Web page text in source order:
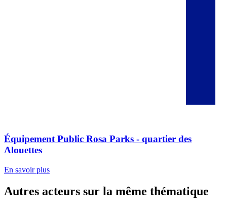
Équipement Public Rosa Parks - quartier des
Alouettes
En savoir plus
Autres acteurs sur la même thématique